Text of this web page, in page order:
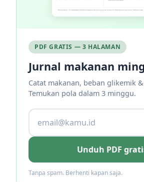
PDF GRATIS — 3 HALAMAN
Jurnal makanan
Catat makanan, beban glikemik
Temukan pola dalam 3 minggu.
Unduh PDF
Tanpa spam. Berhenti kapan saja.